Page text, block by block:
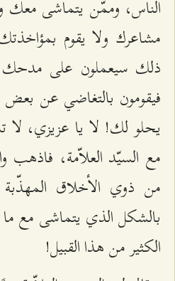
الناس، وممّن يتماشى
مشاعرك ولا يقوم
ذلك سيعملون على
فيقومون بالتغاضي عن بعض
يحلو لك! لا يا عزيزي،
مع السيّد العلاّمة،
من ذوي الأخلاق
بالشكل الذي يتماشى مع
الكثير من هذا القبيل!